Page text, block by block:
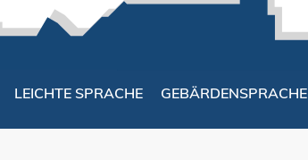
LEICHTE SPRACHE GEBÄRDENSPRACHE